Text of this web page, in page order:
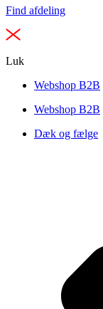
Find afdeling
Luk
Webshop B2B
Webshop B2B
Dæk og fælge